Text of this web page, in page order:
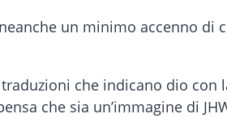
un minimo accenno di
che indicano dio
che sia un’immagine di